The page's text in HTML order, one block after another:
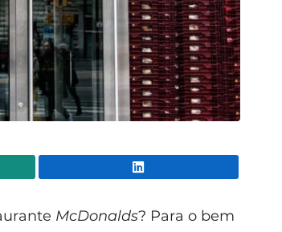
McDonalds? Para o bem